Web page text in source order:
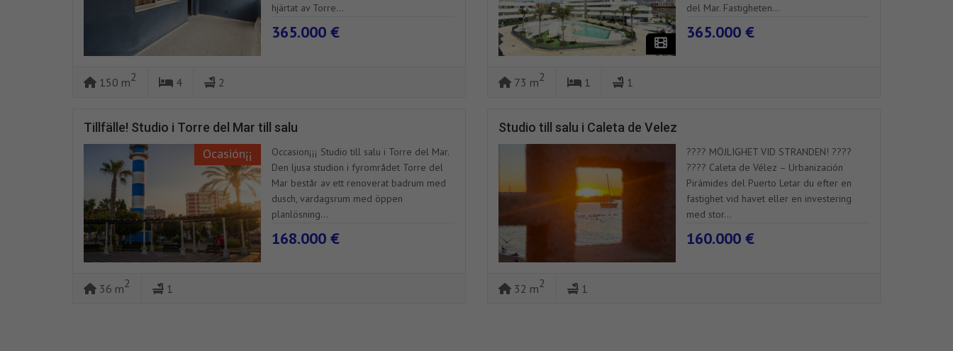
hjärtat av Torre...
365.000 €
150 m2 4 2
del Mar. Fastigheten...
365.000 €
73 m2 1 1
Tillfälle! Studio i Torre del Mar till salu
Ocasión¡¡
Occasion¡¡¡ Studio till salu i Torre del Mar.
Den ljusa studion i fyrområdet Torre del
Mar består av ett renoverat badrum med
dusch, vardagsrum med öppen
planlösning...
168.000 €
36 m2 1
Studio till salu i Caleta de Velez
????️ MÖJLIGHET VID STRANDEN! ????
???? Caleta de Vélez – Urbanización
Pirámides del Puerto Letar du efter en
fastighet vid havet eller en investering
med stor...
160.000 €
32 m2 1